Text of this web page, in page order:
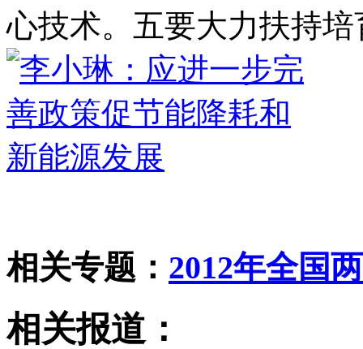
心技术。五要大力扶持
相关专题： 2012年全国
相关报道：